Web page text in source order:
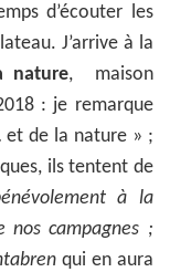
d’écouter les
J’arrive à la
nature, maison
: je remarque
et de la nature » ;
ils tentent de
à la
nos campagnes ;
qui en aura